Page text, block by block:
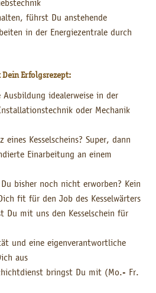
führst Du anstehende
in der Energiezentrale durch
Dein Erfolgsrezept:
Ausbildung idealerweise in der
oder Mechanik
Kesselscheins? Super, dann
Einarbeitung an einem
Du bisher noch nicht erworben? Kein
fit für den Job des Kesselwärters
Du mit uns den Kesselschein für
und eine eigenverantwortliche
aus
bringst Du mit (Mo.- Fr.